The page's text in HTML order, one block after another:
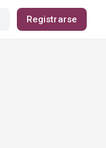
Registrarse